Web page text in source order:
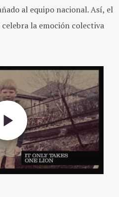
al equipo nacional. Así, el
la emoción colectiva